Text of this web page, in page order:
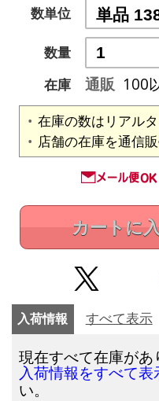
数単位
数量
在庫
通販 100
在庫の数はリアル
店舗の在庫を通信
カートに
入荷情報 すべて表示
現在すべて在庫があ
入荷情報をすべて表
い。